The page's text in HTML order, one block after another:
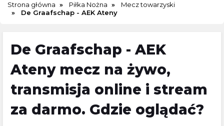
Strona główna Piłka Nożna
Mecz towarzyski
De Graafschap - AEK Ateny
De Graafschap - AEK
Ateny mecz na żywo,
transmisja online i stream
za darmo. Gdzie oglądać?